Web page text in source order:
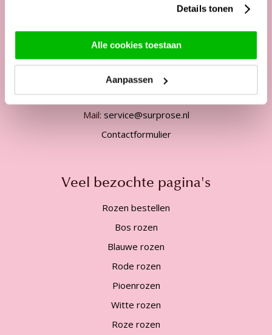
Details tonen
Alle cookies toestaan
Aanpassen
Onze klantenservice
09:00 - 12:00 uur
13:00 - 17:00 uur
Tel:+31 85 822 5435
Mail: service@surprose.nl
Contactformulier
Veel bezochte pagina's
Rozen bestellen
Bos rozen
Blauwe rozen
Rode rozen
Pioenrozen
Witte rozen
Roze rozen